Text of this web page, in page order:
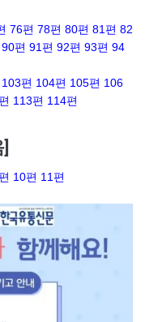
76편 78편 80편 81편 82
90편 91편 92편 93편 94
103편 104편 105편 106
113편 114편
10편 11편